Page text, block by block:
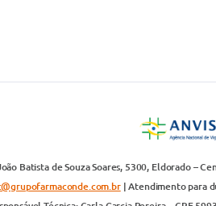
Batista de Souza Soares, 5300, Eldorado –
| Atendimento para